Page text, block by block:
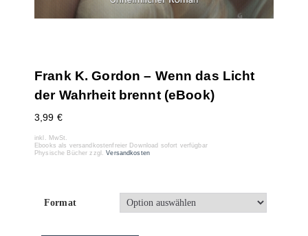
Frank K. Gordon – Wenn das Licht
der Wahrheit brennt (eBook)
3,99 €
inkl. MwSt.
Ebooks als versandkostenfreier Download sofort verfügbar
Physische Bücher zzgl.Versandkosten
Format